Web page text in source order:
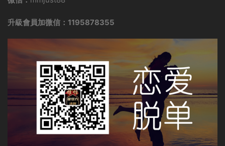
升級會員加微信：1195878355